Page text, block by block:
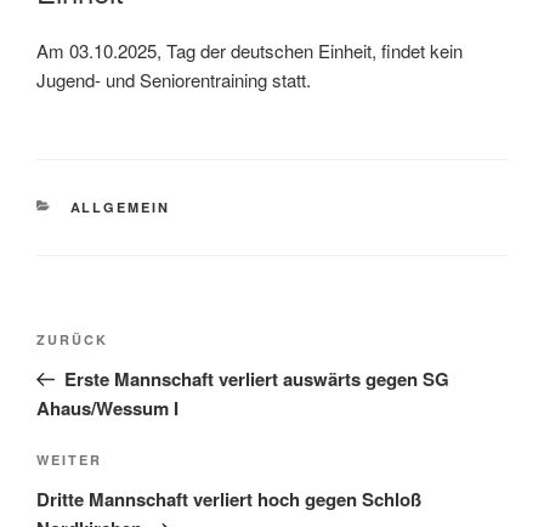
Am 03.10.2025, Tag der deutschen Einheit, findet kein
Jugend- und Seniorentraining statt.
KATEGORIEN
ALLGEMEIN
Beitragsnavigation
Vorheriger
Beitrag
ZURÜCK
Erste Mannschaft verliert auswärts gegen SG
Ahaus/Wessum I
Nächster
Beitrag
WEITER
Dritte Mannschaft verliert hoch gegen Schloß